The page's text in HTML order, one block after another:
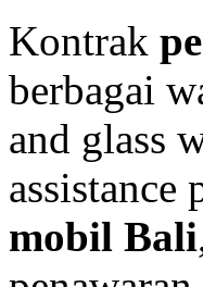
Kontrak
berbagai
and glass
assistance
mobil Bali